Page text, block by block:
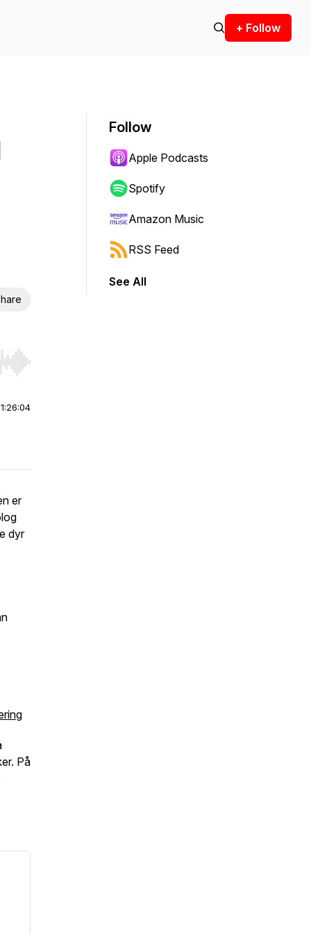
+ Follow
Hold shift to jump forward or backward.
1:26:04
er
dyr
På
Follow
Apple Podcasts
Spotify
Amazon Music
RSS Feed
See All